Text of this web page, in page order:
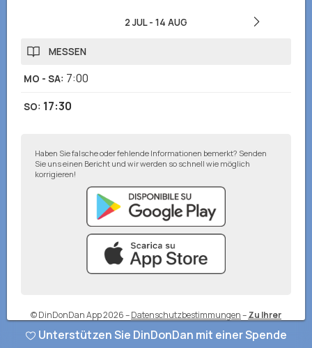
2 JUL- 14 AUG
MESSEN
MO - SA: 7:00
SO: 17:30
Haben Sie falsche oder fehlende Informationen bemerkt? Senden
Sie uns einen Bericht und wir werden so schnell wie möglich
korrigieren!
© DinDonDan App 2026–Datenschutzbestimmungen–Zu Ihrer
Unterstützen Sie DinDonDan mit einer Spende